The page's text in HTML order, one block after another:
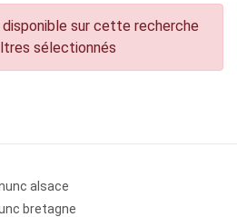
sur cette recherche
sélectionnés
alsace
bretagne